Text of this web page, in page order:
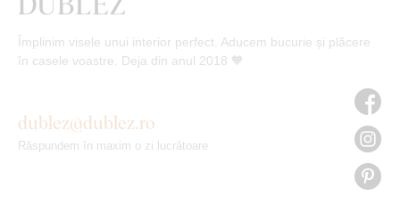
Împlinim visele unui interior perfect. Aducem bucurie și plăcere
în casele voastre. Deja din anul 2018 🧡
dublez@dublez.ro
Răspundem în maxim o zi lucrătoare